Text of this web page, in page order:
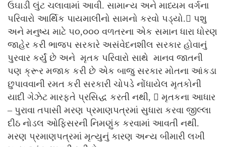
ઉઘાડી લુંટ ચલાવામાં આવી. સામાન્ય અને માધ્યમ વર્ગના
પરિવારો આર્થિક પાયમાલીનો સામનો કરવો પડ્યો. પશુ
અને મનુષ્ય માટે ૫૦,૦૦૦ વળતરના એક સમાન ધારા ધોરણ
જાહેર કરી ભાજપ સરકારે અસંવેદનશીલ સરકાર હોવાનું
પુરવાર કર્યું છે અને મૃતક પરિવારો સાથે માનવ જાતની
પણ ક્રૂર મજાક કરી છે એક બાજુ સરકાર મોતના આંકડા
છુપાવવાની રમત કરી સરકારી ચોપડે નોંધાયેલ મૃતકોની
યાદી ગેઝેટ મારફતે પ્રસિદ્ધ કરતી નથી,  મૃતકના આધાર
– પુરાવા તપાસી મરણ પ્રમાણપત્રમાં સુધારા કરવા જીલ્લા
દીઠ નોડલ ઓફિસરની નિમણુંક કરવામાં આવતી નથી.
મરણ પ્રમાણપત્રમાં મૃત્યુનું કારણ અન્ય બીમારી લખી